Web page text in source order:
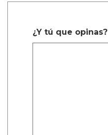
¿Y tú que opinas?